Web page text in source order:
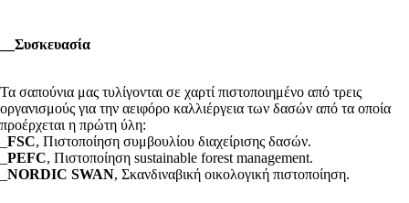
Συσκευασία
Τα σαπούνια μας τυλίγονται σε χαρτί πιστοποιημένο από τρεις
οργανισμούς για την αειφόρο καλλιέργεια των δασών από τα οποία
προέρχεται η πρώτη ύλη:
FSC, Πιστοποίηση συμβουλίου διαχείρισης δασών.
PEFC, Πιστοποίηση sustainable forest management.
NORDIC SWAN, Σκανδιναβική οικολογική πιστοποίηση.